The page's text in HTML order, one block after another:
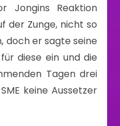
Jongins Reaktion
der Zunge, nicht so
doch er sagte seine
diese ein und die
Tagen drei
keine Aussetzer